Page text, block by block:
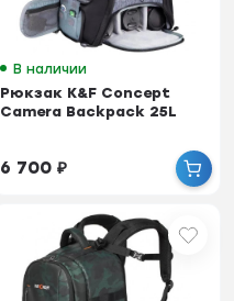
В наличии
Рюкзак K&F Concept
Camera Backpack 25L
6 700₽